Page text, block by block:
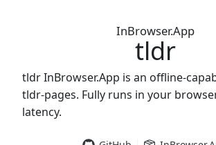
InBrowser.App
tldr
tldr InBrowser.App is an offline-
tldr-pages. Fully runs in your
latency.